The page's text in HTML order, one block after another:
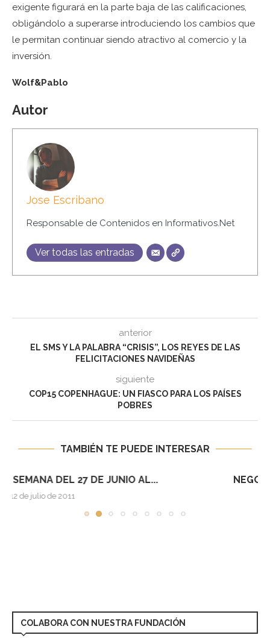
exigente figurará en la parte baja de las calificaciones,
obligándolo a superarse introduciendo los cambios que
le permitan continuar siendo atractivo al comercio y la
inversión.
Wolf&Pablo
Autor
Jose Escribano
Responsable de Contenidos en Informativos.Net
Ver todas las entradas
anterior
EL SMS Y LA PALABRA “CRISIS”, LOS REYES DE LAS
FELICITACIONES NAVIDEÑAS
siguiente
COP15 COPENHAGUE: UN FIASCO PARA LOS PAÍSES
POBRES
TAMBIÉN TE PUEDE INTERESAR
NEGOCIOS CHILE: SEMANA DEL 4 AL 10 DE...
COLABORA CON NUESTRA FUNDACIÓN